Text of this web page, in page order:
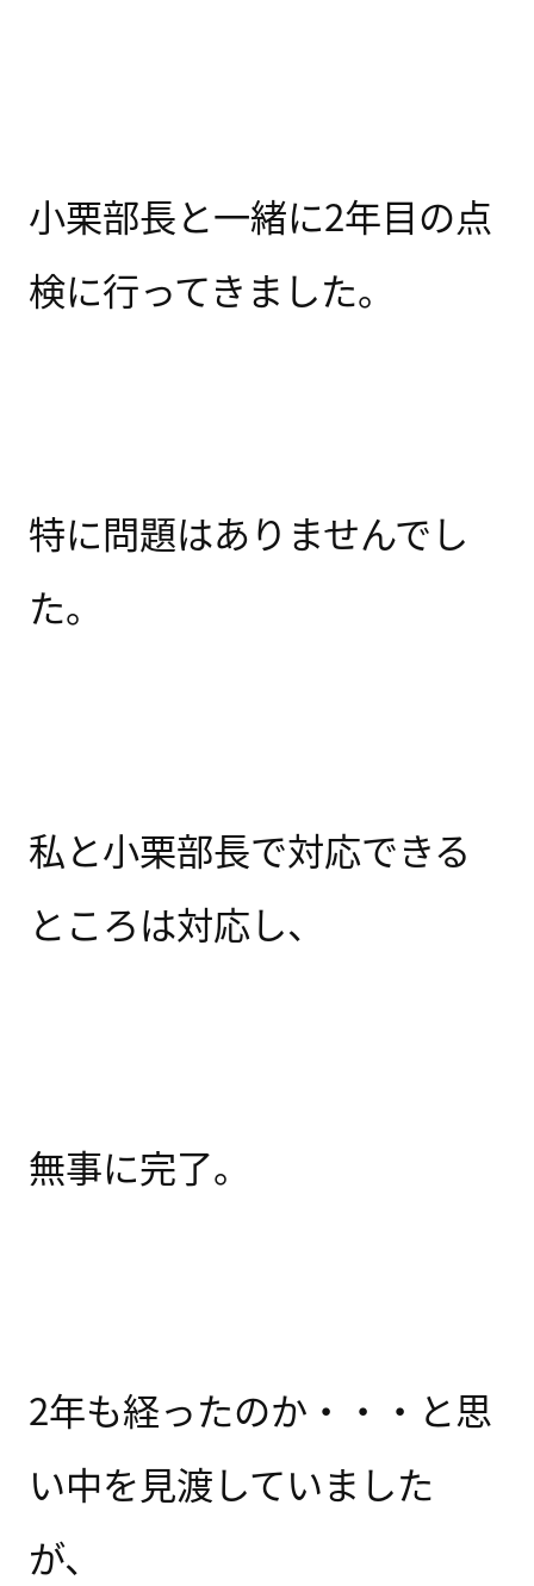
小栗部長と一緒に2年目の点
検に行ってきました。
特に問題はありませんでし
た。
私と小栗部長で対応できる
ところは対応し、
無事に完了。
2年も経ったのか・・・と思
い中を見渡していました
が、